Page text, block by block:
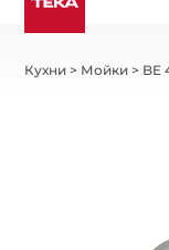
Кухни > Мойки > BE